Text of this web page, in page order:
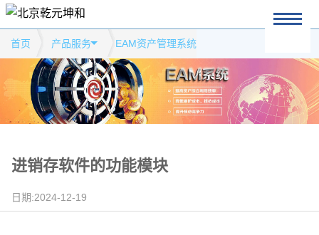
首页 产品服务 EAM资产管理系统
进销存软件的功能模块
日期:2024-12-19